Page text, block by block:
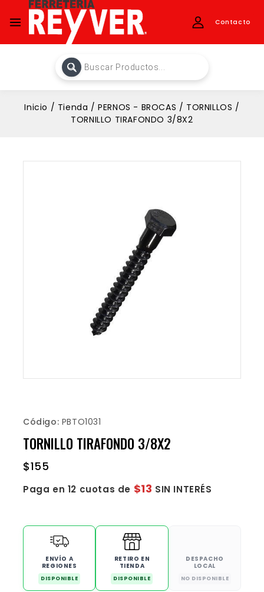
Contacto
Inicio / Tienda / PERNOS - BROCAS / TORNILLOS /
TORNILLO TIRAFONDO 3/8X2
Código: PBTO1031
TORNILLO TIRAFONDO 3/8X2
$155
Paga en 12 cuotas de $13 SIN INTERÉS
ENVÍO A
REGIONES
DISPONIBLE
RETIRO EN
TIENDA
DISPONIBLE
DESPACHO
LOCAL
NO DISPONIBLE